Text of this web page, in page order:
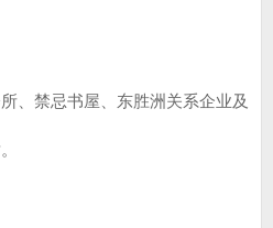
、禁忌书屋、东胜洲关系企业及